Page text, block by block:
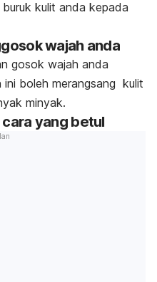
kulit anda kepada
wajah anda
gosok wajah anda
boleh merangsang kulit
minyak.
yang betul